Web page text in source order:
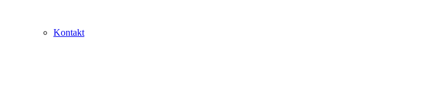
Kontakt